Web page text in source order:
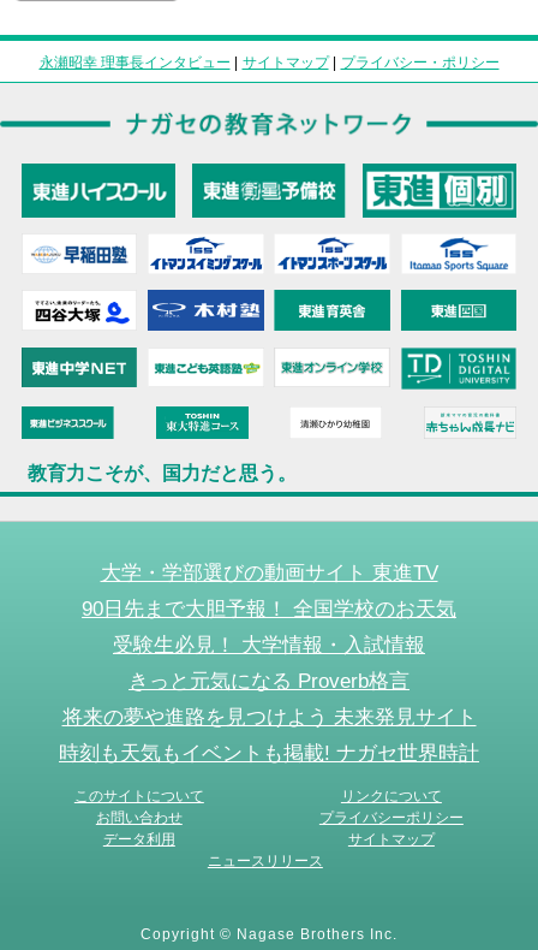
永瀬昭幸 理事長インタビュー サイトマップ| プライバシー・ポリシー
教育力こそが、国力だと思う。
大学・学部選びの動画サイト 東進TV
90日先まで大胆予報！ 全国学校のお天気
受験生必見！ 大学情報・入試情報
きっと元気になる Proverb格言
将来の夢や進路を見つけよう 未来発見サイト
時刻も天気もイベントも掲載! ナガセ世界時計
このサイトについて
リンクについて
お問い合わせ
プライバシーポリシー
データ利用
サイトマップ
ニュースリリース
Copyright © Nagase Brothers Inc.